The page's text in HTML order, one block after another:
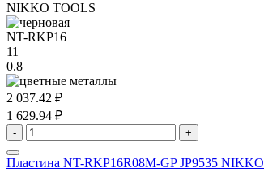
NIKKO TOOLS
NT-RKP16
11
0.8
2 037.42 ₽
1 629.94 ₽
- +
Пластина NT-RKP16R08M-GP JP9535 NIKKO